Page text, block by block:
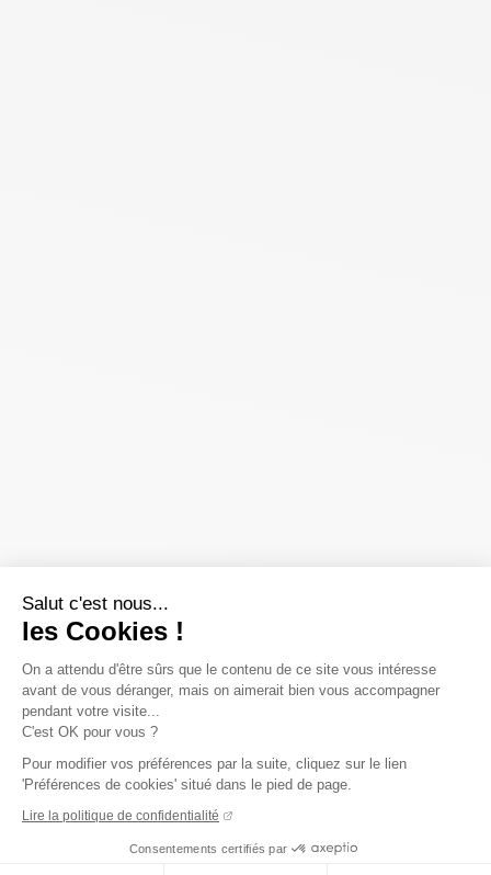
Salut c'est nous...
les Cookies !
On a attendu d'être sûrs que le contenu de ce site vous intéresse
avant de vous déranger, mais on aimerait bien vous accompagner
pendant votre visite...
C'est OK pour vous ?
Pour modifier vos préférences par la suite, cliquez sur le lien
'Préférences de cookies' situé dans le pied de page.
Lire la politique de confidentialité
Consentements certifiés par